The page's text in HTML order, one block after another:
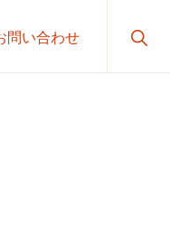
問い合わせ